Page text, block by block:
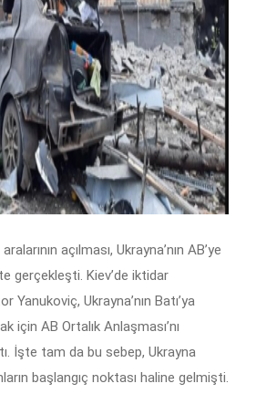
açılması, Ukrayna’nın AB’ye
gerçekleşti. Kiev’de iktidar
Yanukoviç, Ukrayna’nın Batı’ya
için AB Ortalık Anlaşması’nı
İşte tam da bu sebep, Ukrayna
başlangıç noktası haline gelmişti.